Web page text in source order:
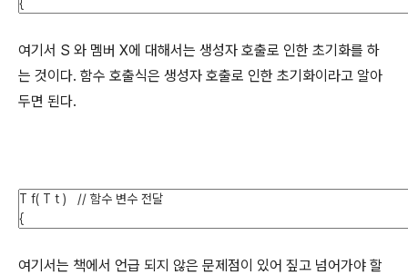
여기서 S 와 멤버 X에 대해서는 생성자 호출로 인한 초기화를 하
는 것이다. 함수 호출식은 생성자 호출로 인한 초기화이라고 알아
두면 된다.
여기서는 책에서 언급 되지 않은 문제점이 있어 짚고 넘어가야 할